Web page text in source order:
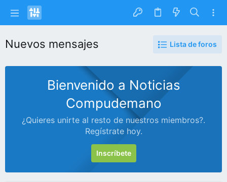
Nuevos mensajes Lista de foros
Bienvenido a Noticias
Compudemano
¿Quieres unirte al resto de nuestros miembros?.
Regístrate hoy.
Inscríbete